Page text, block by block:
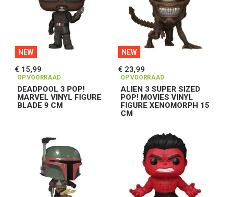
NEW
DEADPOOL 3 POP!
MARVEL VINYL FIGURE
BLADE 9 CM
€ 15,99
OP VOORRAAD
NEW
ALIEN 3 SUPER SIZED
POP! MOVIES VINYL
FIGURE XENOMORPH 15
CM
€ 23,99
OP VOORRAAD